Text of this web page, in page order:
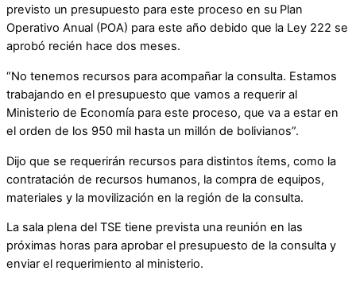
previsto un presupuesto para este proceso en su Plan
Operativo Anual (POA) para este año debido que la Ley 222 se
aprobó recién hace dos meses.
“No tenemos recursos para acompañar la consulta. Estamos
trabajando en el presupuesto que vamos a requerir al
Ministerio de Economía para este proceso, que va a estar en
el orden de los 950 mil hasta un millón de bolivianos”.
Dijo que se requerirán recursos para distintos ítems, como la
contratación de recursos humanos, la compra de equipos,
materiales y la movilización en la región de la consulta.
La sala plena del TSE tiene prevista una reunión en las
próximas horas para aprobar el presupuesto de la consulta y
enviar el requerimiento al ministerio.